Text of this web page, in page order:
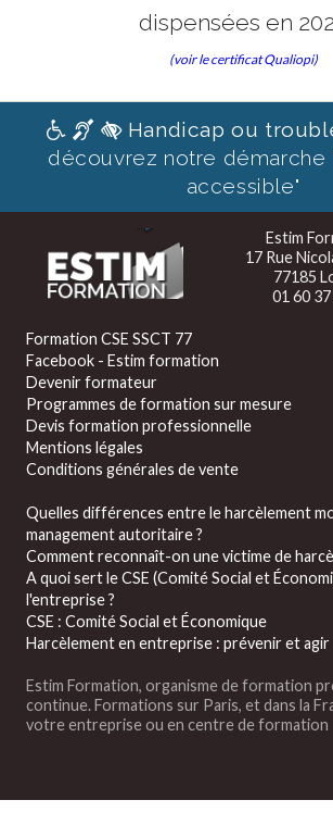
dispensées en
(voir le certificat Qualiopi)
Handicap ou
découvrez notre démarche
accessible"
Estim
17 Rue
77185
01 60
Formation CSE SSCT 77
Facebook - Estim formation
Devenir formateur
Programmes de formation sur mesure
Devis formation professionnelle
Mentions légales
Conditions générales de vente
Quelles différences entre le harcèlement
management autoritaire ?
Comment reconnaît-on une victime de
A quoi sert le CSE (Comité Social et
l'entreprise ?
CSE : Comité Social et Économique
Harcèlement en entreprise : prévenir et agir
Estim Formation, organisme de formation
continue. Formations sur Paris, et dans la
votre entreprise ou en centre de formation